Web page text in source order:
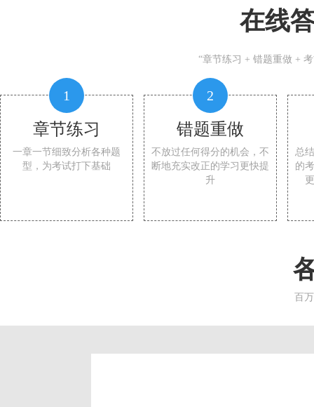
在线
“章节练习 + 错题重做 +
1
章节练习
一章一节细致分析各种题
型，为考试打下基础
2
错题重做
不放过任何得分的机会，不
断地充实改正的学习更快提
升
总
的
百